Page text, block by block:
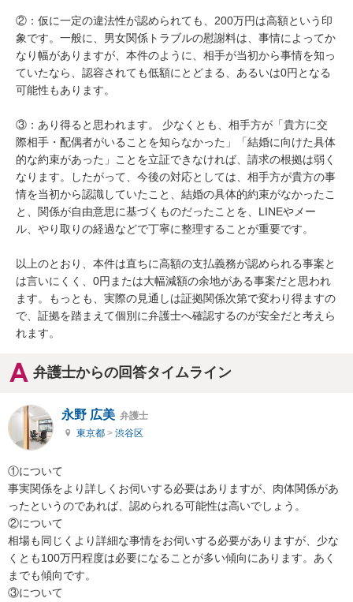
②：仮に一定の違法性が認められても、200万円は高額という印
象です。一般に、男女関係トラブルの慰謝料は、事情によってか
なり幅がありますが、本件のように、相手が当初から事情を知っ
ていたなら、認容されても低額にとどまる、あるいは0円となる
可能性もあります。
③：あり得ると思われます。 少なくとも、相手方が「貴方に交
際相手・配偶者がいることを知らなかった」「結婚に向けた具体
的な約束があった」ことを立証できなければ、請求の根拠は弱く
なります。したがって、今後の対応としては、相手方が貴方の事
情を当初から認識していたこと、結婚の具体的約束がなかったこ
と、関係が自由意思に基づくものだったことを、LINEやメー
ル、やり取りの経過などで丁寧に整理することが重要です。
以上のとおり、本件は直ちに高額の支払義務が認められる事案と
は言いにくく、0円または大幅減額の余地がある事案だと思われ
ます。もっとも、実際の見通しは証拠関係次第で変わり得ますの
で、証拠を踏まえて個別に弁護士へ確認するのが安全だと考えら
れます。
弁護士からの回答タイムライン
永野 広美 弁護士
東京都 > 渋谷区
①について
事実関係をより詳しくお伺いする必要はありますが、肉体関係があ
ったというのであれば、認められる可能性は高いでしょう。
②について
相場も同じくより詳細な事情をお伺いする必要がありますが、少な
くとも100万円程度は必要になることが多い傾向にあります。あく
までも傾向です。
③について